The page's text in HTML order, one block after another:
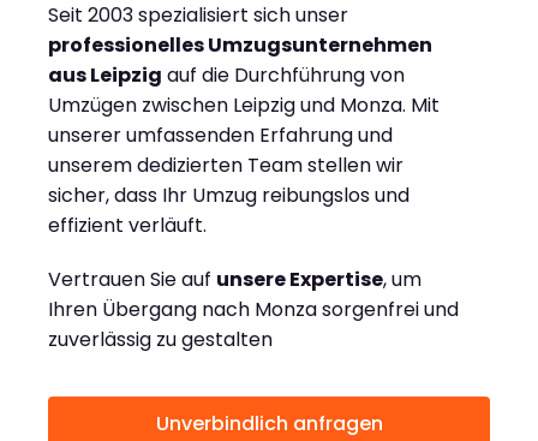
Seit 2003 spezialisiert sich unser
professionelles Umzugsunternehmen
aus Leipzig auf die Durchführung von
Umzügen zwischen Leipzig und Monza. Mit
unserer umfassenden Erfahrung und
unserem dedizierten Team stellen wir
sicher, dass Ihr Umzug reibungslos und
effizient verläuft.
Vertrauen Sie auf unsere Expertise, um
Ihren Übergang nach Monza sorgenfrei und
zuverlässig zu gestalten
Unverbindlich anfragen